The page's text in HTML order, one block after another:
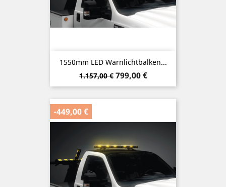
1550mm LED Warnlichtbalken...
Verkaufspreis
1.157,00 € Preis
799,00 €
-449,00 €